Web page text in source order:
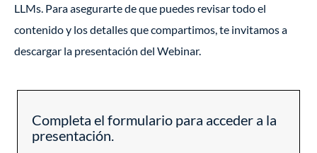
LLMs. Para asegurarte de que puedes revisar todo el
contenido y los detalles que compartimos, te invitamos a
descargar la presentación del Webinar.
Completa el formulario para acceder a la
presentación.